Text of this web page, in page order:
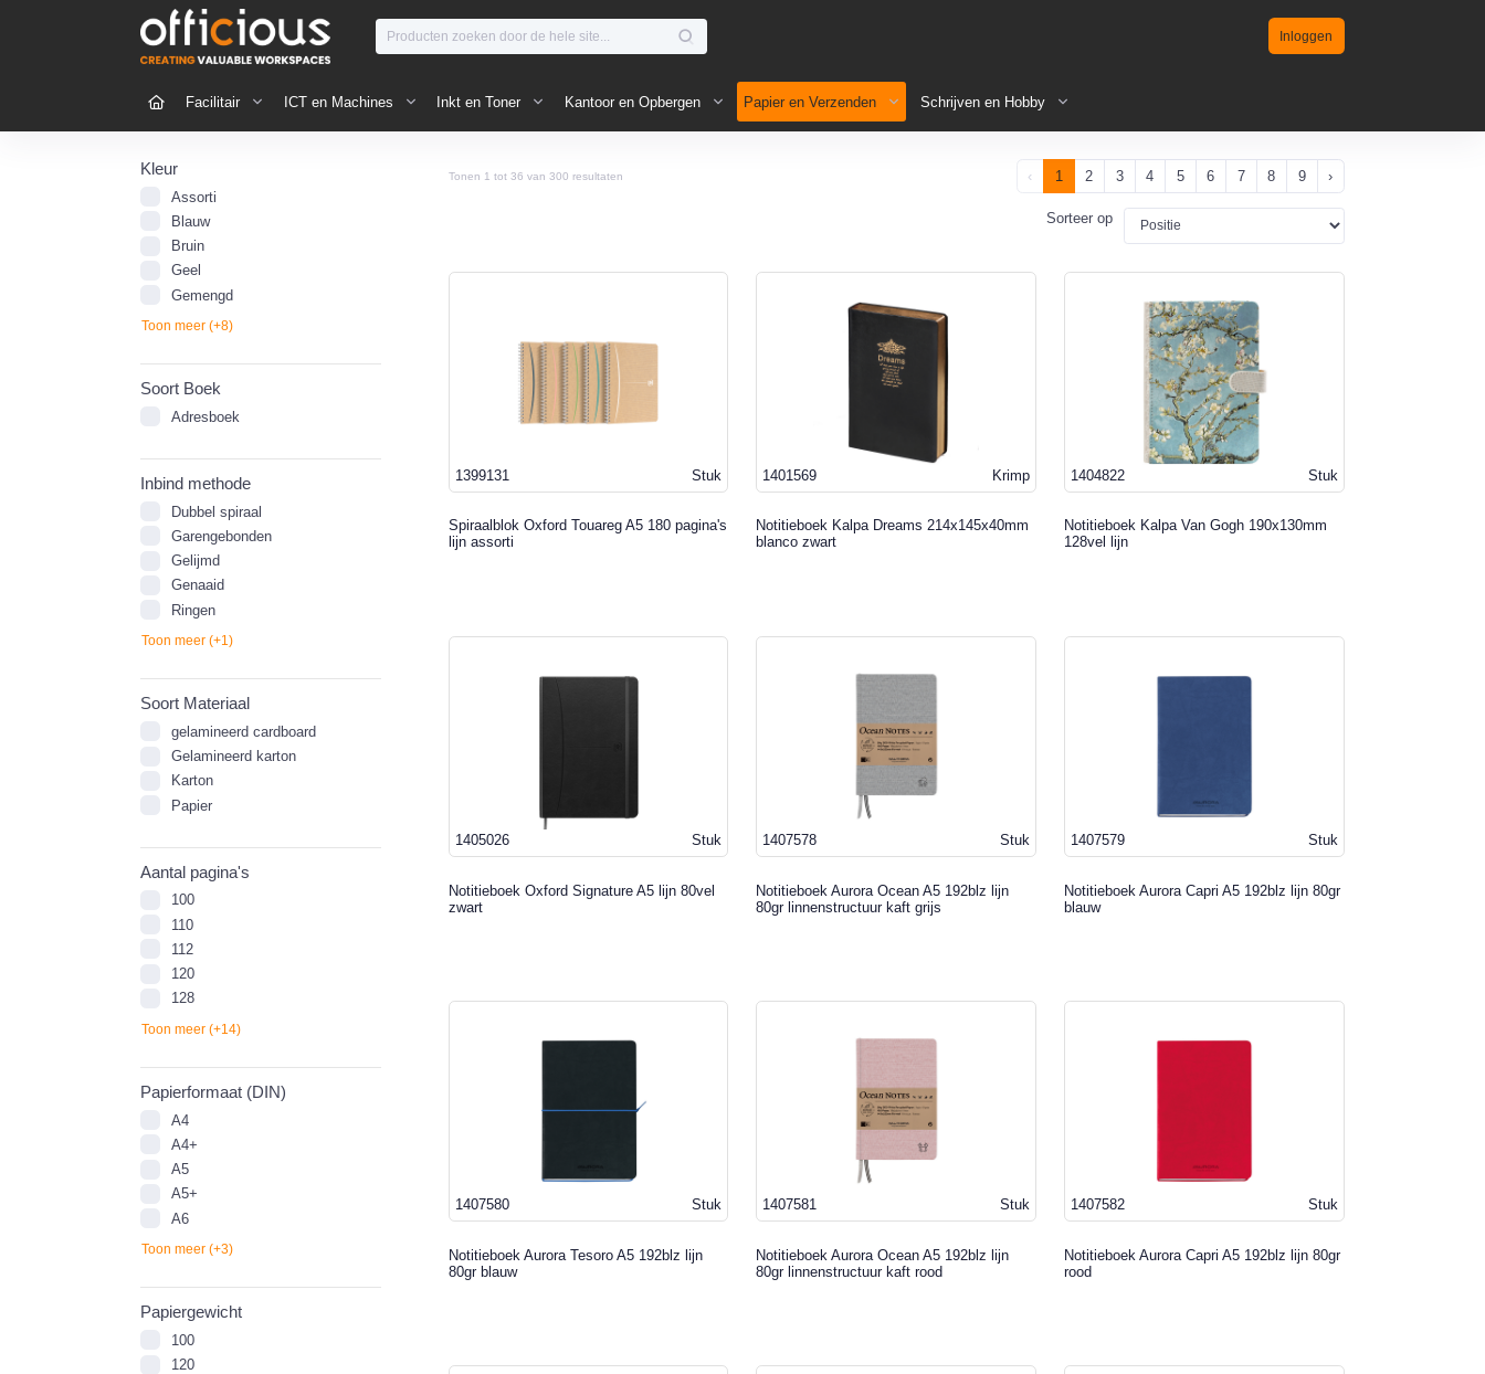
Inloggen
Facilitair ICT en Machines Inkt en Toner Kantoor en Opbergen Papier en Verzenden Schrijven en Hobby
Kleur
Assorti
Blauw
Bruin
Geel
Gemengd
Toon meer (+8)
Soort Boek
Adresboek
Inbind methode
Dubbel spiraal
Garengebonden
Gelijmd
Genaaid
Ringen
Toon meer (+1)
Soort Materiaal
gelamineerd cardboard
Gelamineerd karton
Karton
Papier
Aantal pagina's
100
110
112
120
128
Toon meer (+14)
Papierformaat (DIN)
A4
A4+
A5
A5+
A6
Toon meer (+3)
Papiergewicht
100
120
Tonen 1 tot 36 van 300 resultaten ‹ 1 2 3 4 5 6 7 8 9 ›
Sorteer op
Stuk
1399131
Spiraalblok Oxford Touareg A5 180 pagina's
lijn assorti
Krimp
1401569
Notitieboek Kalpa Dreams 214x145x40mm
blanco zwart
Stuk
1404822
Notitieboek Kalpa Van Gogh 190x130mm
128vel lijn
Stuk
1405026
Notitieboek Oxford Signature A5 lijn 80vel
zwart
Stuk
1407578
Notitieboek Aurora Ocean A5 192blz lijn
80gr linnenstructuur kaft grijs
Stuk
1407579
Notitieboek Aurora Capri A5 192blz lijn 80gr
blauw
Stuk
1407580
Notitieboek Aurora Tesoro A5 192blz lijn
80gr blauw
Stuk
1407581
Notitieboek Aurora Ocean A5 192blz lijn
80gr linnenstructuur kaft rood
Stuk
1407582
Notitieboek Aurora Capri A5 192blz lijn 80gr
rood